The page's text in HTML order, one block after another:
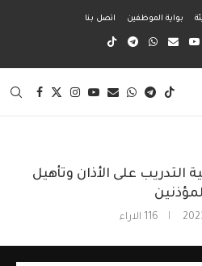
بواية الموظفين اتصل بنا
التدريب على الأذان وتأهيل
116 الاراء